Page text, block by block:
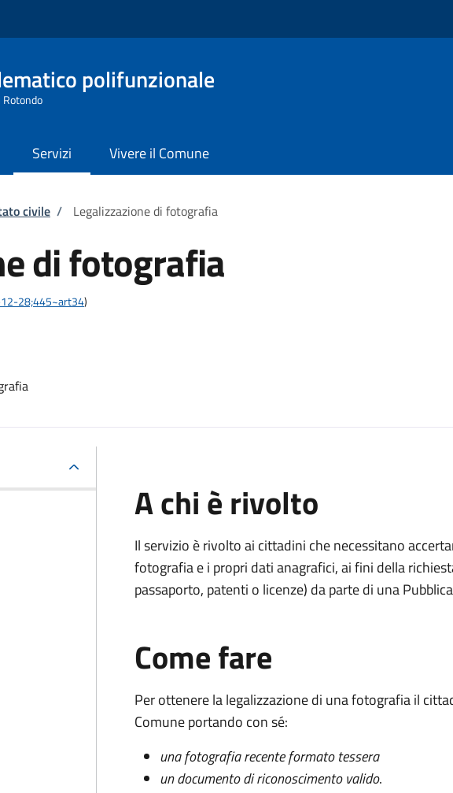
polifunzionale
Rotondo
Servizi Vivere il Comune
civile / Legalizzazione di fotografia
di fotografia
12-28;445~art34)
A chi è rivolto
Il servizio è rivolto ai cittadini che necessitano
fotografia e i propri dati anagrafici, ai fini della
passaporto, patenti o licenze) da parte di una
Come fare
Per ottenere la legalizzazione di una fotografia il
Comune portando con sé:
una fotografia recente formato tessera
un documento di riconoscimento valido.